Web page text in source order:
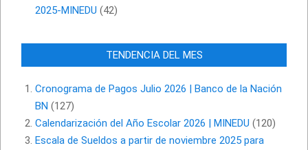
2025-MINEDU (42)
TENDENCIA DEL MES
Cronograma de Pagos Julio 2026 | Banco de la Nación
BN (127)
Calendarización del Año Escolar 2026 | MINEDU (120)
Escala de Sueldos a partir de noviembre 2025 para